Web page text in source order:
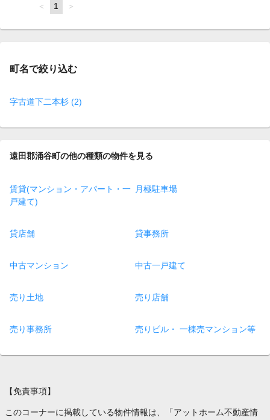
page
You're
page
1 page
町名で絞り込む
字古道下二本杉 (2)
遠田郡涌谷町の他の種類の物件を見る
賃貸(マンション・アパート・一
戸建て)
月極駐車場
貸店舗 貸事務所
中古マンション 中古一戸建て
売り土地 売り店舗
売り事務所 売りビル・ 一棟売マンション等
【免責事項】
このコーナーに掲載している物件情報は、「アットホーム不動産情